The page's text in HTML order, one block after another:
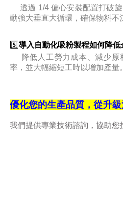
透過 1/4 偏心安裝配置打破
動強大垂直大循環，確保物料不
5️⃣導入自動化吸粉製程如何降低
降低人工勞力成本、減少原
率，並大幅縮短工時以增加產量。
優化您的生產品質，從升
我們提供專業技術諮詢，協助您